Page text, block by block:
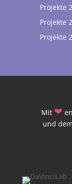
Projekte
Projekte
Projekte
Mit ❤
und